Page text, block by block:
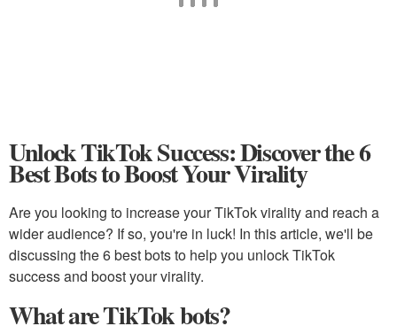
Unlock TikTok Success: Discover the 6
Best Bots to Boost Your Virality
Are you looking to increase your TikTok virality and reach a
wider audience? If so, you're in luck! In this article, we'll be
discussing the 6 best bots to help you unlock TikTok
success and boost your virality.
What are TikTok bots?